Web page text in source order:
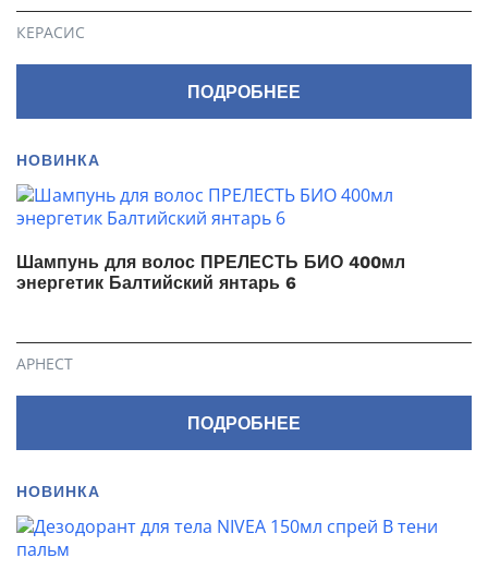
КЕРАСИС
ПОДРОБНЕЕ
НОВИНКА
Шампунь для волос ПРЕЛЕСТЬ БИО 400мл
энергетик Балтийский янтарь 6
АРНЕСТ
ПОДРОБНЕЕ
НОВИНКА